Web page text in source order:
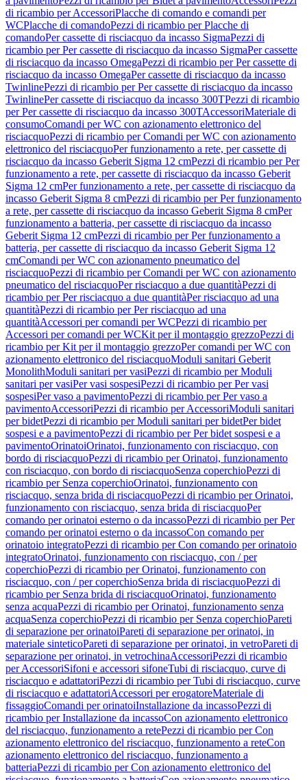
di ricambio per AccessoriPlacche di comando e comandi per
WCPlacche di comandoPezzi di ricambio per Placche di
comandoPer cassette di risciacquo da incasso SigmaPezzi di
ricambio per Per cassette di risciacquo da incasso SigmaPer cassette
di risciacquo da incasso OmegaPezzi di ricambio per Per cassette di
risciacquo da incasso OmegaPer cassette di risciacquo da incasso
TwinlinePezzi di ricambio per Per cassette di risciacquo da incasso
TwinlinePer cassette di risciacquo da incasso 300TPezzi di ricambio
per Per cassette di risciacquo da incasso 300TAccessoriMateriale di
consumoComandi per WC con azionamento elettronico del
risciacquoPezzi di ricambio per Comandi per WC con azionamento
elettronico del risciacquoPer funzionamento a rete, per cassette di
risciacquo da incasso Geberit Sigma 12 cmPezzi di ricambio per Per
funzionamento a rete, per cassette di risciacquo da incasso Geberit
Sigma 12 cmPer funzionamento a rete, per cassette di risciacquo da
incasso Geberit Sigma 8 cmPezzi di ricambio per Per funzionamento
a rete, per cassette di risciacquo da incasso Geberit Sigma 8 cmPer
funzionamento a batteria, per cassette di risciacquo da incasso
Geberit Sigma 12 cmPezzi di ricambio per Per funzionamento a
batteria, per cassette di risciacquo da incasso Geberit Sigma 12
cmComandi per WC con azionamento pneumatico del
risciacquoPezzi di ricambio per Comandi per WC con azionamento
pneumatico del risciacquoPer risciacquo a due quantitàPezzi di
ricambio per Per risciacquo a due quantitàPer risciacquo ad una
quantitàPezzi di ricambio per Per risciacquo ad una
quantitàAccessori per comandi per WCPezzi di ricambio per
Accessori per comandi per WCKit per il montaggio grezzoPezzi di
ricambio per Kit per il montaggio grezzoPer comandi per WC con
azionamento elettronico del risciacquoModuli sanitari Geberit
MonolithModuli sanitari per vasiPezzi di ricambio per Moduli
sanitari per vasiPer vasi sospesiPezzi di ricambio per Per vasi
sospesiPer vaso a pavimentoPezzi di ricambio per Per vaso a
pavimentoAccessoriPezzi di ricambio per AccessoriModuli sanitari
per bidetPezzi di ricambio per Moduli sanitari per bidetPer bidet
sospesi e a pavimentoPezzi di ricambio per Per bidet sospesi e a
pavimentoOrinatoiOrinatoi, funzionamento con risciacquo, con
bordo di risciacquoPezzi di ricambio per Orinatoi, funzionamento
con risciacquo, con bordo di risciacquoSenza coperchioPezzi di
ricambio per Senza coperchioOrinatoi, funzionamento con
risciacquo, senza brida di risciacquoPezzi di ricambio per Orinatoi,
funzionamento con risciacquo, senza brida di risciacquoPer
comando per orinatoi esterno o da incassoPezzi di ricambio per Per
comando per orinatoi esterno o da incassoCon comando per
orinatoio integratoPezzi di ricambio per Con comando per orinatoio
integratoOrinatoi, funzionamento con risciacquo, con / per
coperchioPezzi di ricambio per Orinatoi, funzionamento con
risciacquo, con / per coperchioSenza brida di risciacquoPezzi di
ricambio per Senza brida di risciacquoOrinatoi, funzionamento
senza acquaPezzi di ricambio per Orinatoi, funzionamento senza
acquaSenza coperchioPezzi di ricambio per Senza coperchioPareti
di separazione per orinatoiPareti di separazione per orinatoi, in
materiale sinteticoPareti di separazione per orinatoi, in vetroPareti di
separazione per orinatoi, in vetrochinaAccessoriPezzi di ricambio
per AccessoriSifoni e accessori sifoneTubi di risciacquo, curve di
risciacquo e adattatoriPezzi di ricambio per Tubi di risciacquo, curve
di risciacquo e adattatoriAccessori per erogatoreMateriale di
fissaggioComandi per orinatoiInstallazione da incassoPezzi di
ricambio per Installazione da incassoCon azionamento elettronico
del risciacquo, funzionamento a retePezzi di ricambio per Con
azionamento elettronico del risciacquo, funzionamento a reteCon
azionamento elettronico del risciacquo, funzionamento a
batteriaPezzi di ricambio per Con azionamento elettronico del